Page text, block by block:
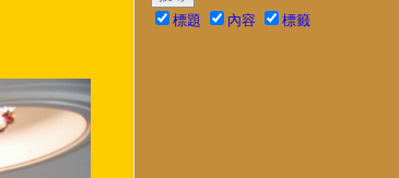
標題 內容 標籤